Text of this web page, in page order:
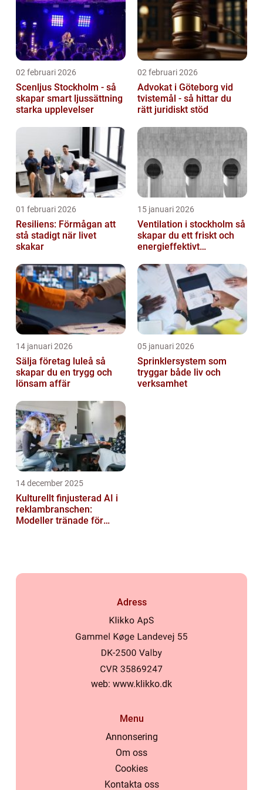
02 februari 2026
Scenljus Stockholm - så
skapar smart ljussättning
starka upplevelser
02 februari 2026
Advokat i Göteborg vid
tvistemål - så hittar du
rätt juridiskt stöd
01 februari 2026
Resiliens: Förmågan att
stå stadigt när livet
skakar
15 januari 2026
Ventilation i stockholm så
skapar du ett friskt och
energieffektivt
14 januari 2026
Sälja företag luleå så
skapar du en trygg och
lönsam affär
05 januari 2026
Sprinklersystem som
tryggar både liv och
verksamhet
14 december 2025
Kulturellt finjusterad AI i
reklambranschen:
Modeller tränade för
Adress
web: www.klikko.dk
Menu
Annonsering
Om oss
Cookies
Kontakta oss